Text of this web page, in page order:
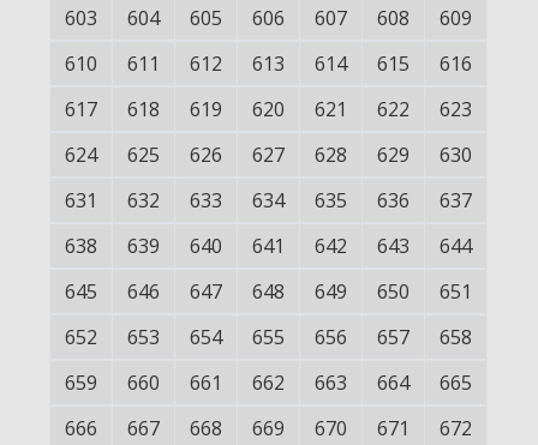
603
604 605 606 607 608
609
610
611 612 613 614 615
616
617
618 619 620 621 622
623
624
625 626 627 628 629
630
631
632 633 634 635 636
637
638
639 640 641 642 643
644
645
646 647 648 649 650
651
652
653 654 655 656 657
658
659
660 661 662 663 664
665
666
667 668 669 670 671
672